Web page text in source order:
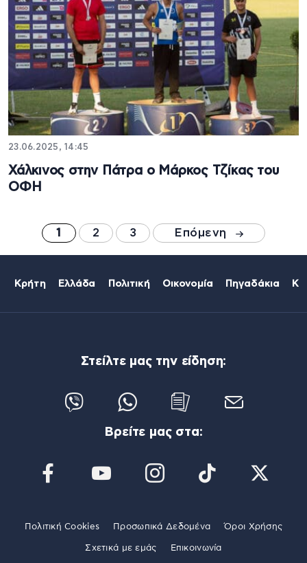
23.06.2025, 14:45
Χάλκινος στην Πάτρα ο Μάρκος Τζίκας του
ΟΦΗ
1 2 3 Επόμενη
Κρήτη Ελλάδα Πολιτική Οικονομία Πηγαδάκια
Στείλτε μας την είδηση:
Βρείτε μας στα:
Πολιτική Cookies Προσωπικά Δεδομένα Όροι Χρήσης
Σχετικά με εμάς Επικοινωνία